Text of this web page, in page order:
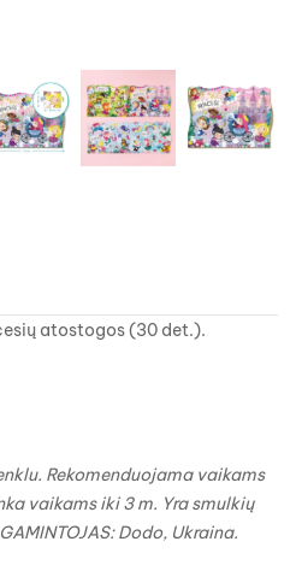
atostogos (30 det.).
Rekomenduojama vaikams
vaikams iki 3 m. Yra smulkių
Dodo, Ukraina.